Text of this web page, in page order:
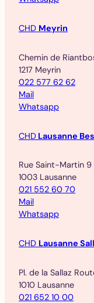
CHD Meyrin
Chemin de
1217 Meyrin
022 577 62 62
Mail
Whatsapp
CHD Lausanne
Rue Saint-Martin 9
1003 Lausanne
021 552 60 70
Mail
Whatsapp
CHD Lausanne
Pl. de la Sallaz
1010 Lausanne
021 652 10 00